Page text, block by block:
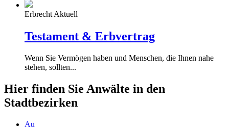
Erbrecht Aktuell
Testament & Erbvertrag
Wenn Sie Vermögen haben und Menschen, die Ihnen nahe
stehen, sollten...
Hier finden Sie Anwälte in den
Stadtbezirken
Au